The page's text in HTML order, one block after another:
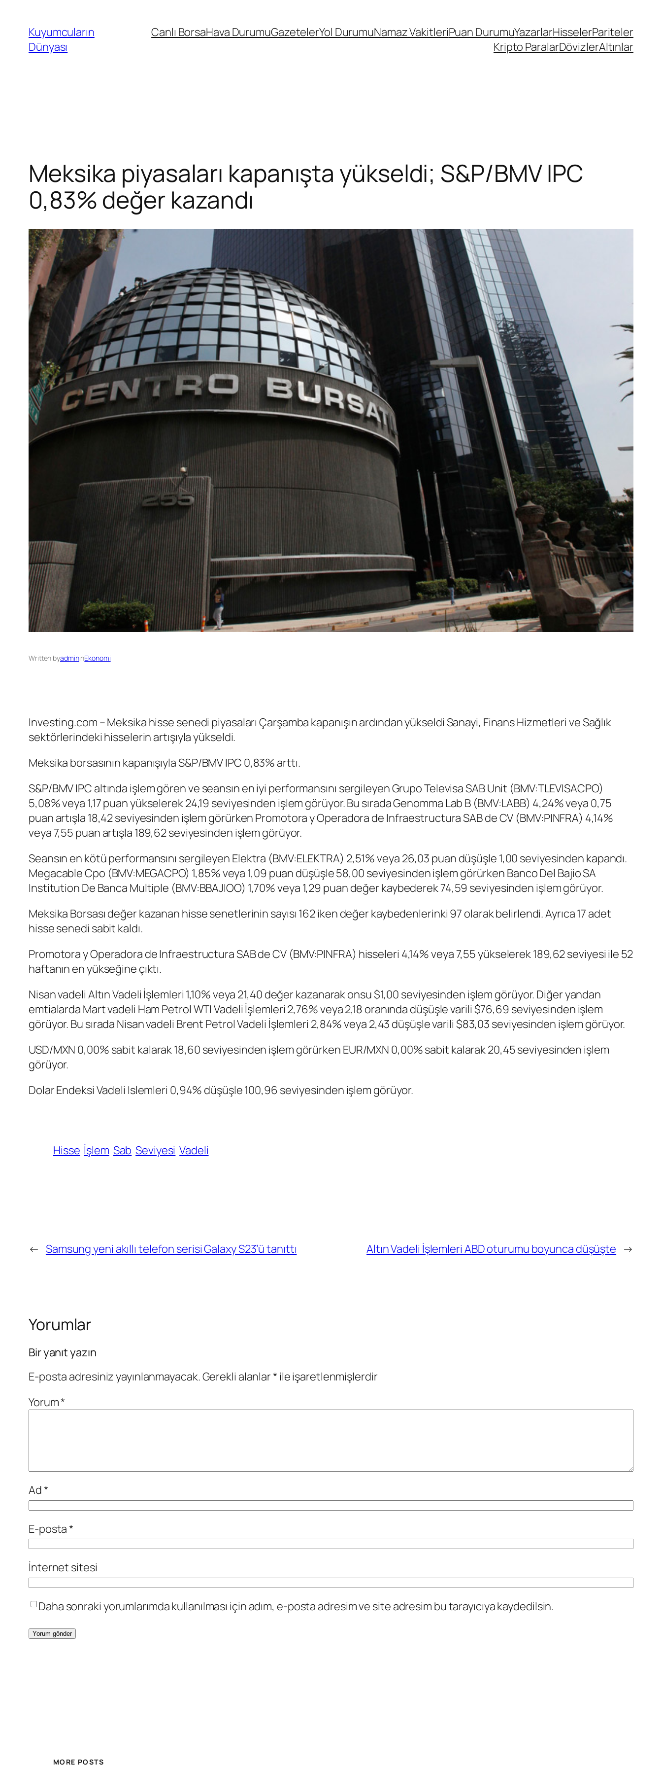
Kuyumcuların
Dünyası
Canlı BorsaHava DurumuGazetelerYol DurumuNamaz VakitleriPuan DurumuYazarlarHisselerPariteler
Kripto ParalarDövizlerAltınlar
Meksika piyasaları kapanışta yükseldi; S&P/BMV IPC
0,83% değer kazandı
Written byadmininEkonomi
Investing.com – Meksika hisse senedi piyasaları Çarşamba kapanışın ardından yükseldi Sanayi, Finans Hizmetleri veSağlık
sektörlerindeki hisselerin artışıyla yükseldi.
Meksika borsasının kapanışıylaS&P/BMV IPC 0,83% arttı.
S&P/BMV IPC altında işlem gören ve seansın en iyi performansını sergileyen Grupo Televisa SAB Unit (BMV:TLEVISACPO)
5,08% veya 1,17 puan yükselerek 24,19 seviyesinden işlem görüyor. Bu sıradaGenomma Lab B (BMV:LABB) 4,24% veya 0,75
puan artışla 18,42 seviyesinden işlem görürken Promotora y Operadora de Infraestructura SAB de CV (BMV:PINFRA) 4,14%
veya 7,55 puan artışla 189,62 seviyesinden işlem görüyor.
Seansın en kötü performansını sergileyen Elektra (BMV:ELEKTRA) 2,51% veya 26,03 puan düşüşle 1,00 seviyesinden kapandı.
Megacable Cpo (BMV:MEGACPO) 1,85% veya 1,09 puan düşüşle 58,00 seviyesinden işlem görürken Banco Del Bajio SA
Institution De Banca Multiple (BMV:BBAJIOO) 1,70% veya 1,29 puan değer kaybederek 74,59 seviyesinden işlem görüyor.
Meksika Borsası değer kazanan hisse senetlerinin sayısı 162 iken değer kaybedenlerinki 97 olarak belirlendi. Ayrıca 17 adet
hisse senedi sabit kaldı.
Promotora y Operadora de Infraestructura SAB de CV (BMV:PINFRA) hisseleri 4,14% veya 7,55 yükselerek 189,62 seviyesi ile 52
haftanın en yükseğine çıktı.
Nisan vadeli Altın Vadeli İşlemleri 1,10% veya 21,40 değer kazanarak onsu $1,00 seviyesinden işlem görüyor. Diğer yandan
emtialarda Mart vadeli Ham Petrol WTI Vadeli İşlemleri 2,76% veya 2,18 oranında düşüşle varili $76,69 seviyesinden işlem
görüyor. Bu sırada Nisan vadeli Brent Petrol Vadeli İşlemleri 2,84% veya 2,43 düşüşle varili $83,03 seviyesinden işlem görüyor.
USD/MXN 0,00% sabit kalarak 18,60 seviyesinden işlem görürken EUR/MXN 0,00% sabit kalarak 20,45 seviyesinden işlem
görüyor.
Dolar Endeksi Vadeli Islemleri 0,94% düşüşle 100,96 seviyesinden işlem görüyor.
Hisse İşlem Sab Seviyesi Vadeli
← Samsung yeni akıllı telefon serisi Galaxy S23’ü tanıttı Altın Vadeli İşlemleri ABD oturumu boyunca düşüşte →
Yorumlar
Bir yanıt yazın
E-posta adresiniz yayınlanmayacak.Gerekli alanlar* ile işaretlenmişlerdir
Yorum*
Ad*
E-posta*
İnternet sitesi
Daha sonraki yorumlarımda kullanılması için adım, e-posta adresim ve site adresim bu tarayıcıya kaydedilsin.
MORE POSTS